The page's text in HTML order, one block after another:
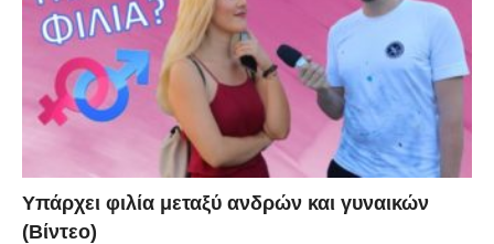
Υπάρχει φιλία μεταξύ ανδρών και γυναικών
(Βίντεο)